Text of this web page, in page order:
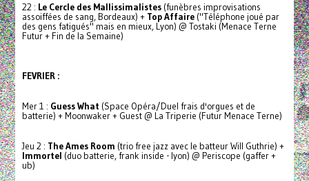
22 : Le Cercle des Mallissimalistes(funèbres improvisations
assoiffées de sang, Bordeaux) + Top Affaire("Téléphone joué par
des gens fatigués" mais en mieux, Lyon) @ Tostaki (Menace Terne
Futur + Fin de la Semaine)
FEVRIER :
Mer 1 : Guess What (Space Opéra/Duel frais d'orgues et de
batterie) + Moonwaker + Guest @ La Triperie (Futur Menace Terne)
Jeu 2 : The Ames Room (trio free jazz avec le batteur Will Guthrie) +
Immortel (duo batterie, frank inside - lyon) @ Periscope (gaffer +
ub)